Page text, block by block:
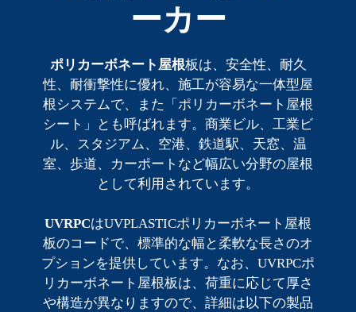
ーカー
ポリカーボネート屋根板は、安全性、耐久
性、耐衝撃性に優れ、施工が容易な一体型屋
根システムで、また「ポリカーボネート屋根
シート」とも呼ばれます。商業ビル、工業ビ
ル、スタジアム、空港、鉄道駅、天窓、温
室、歩道、カーポートなど幅広い分野の屋根
として利用されています。
UVRPCはUVPLASTICポリカーボネート屋根
板のコードで、標準的な幅と柔軟な長さのオ
プションを提供しています。なお、UVRPCポ
リカーボネート屋根板は、荷重に応じて厚さ
や構造が異なりますので、詳細は以下の製品